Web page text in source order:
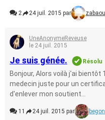
2 24 juil. 2015 par zabaou
UneAnonymeReveuse
le 24 juil. 2015
Je suis génée. Résolu
Bonjour, Alors voilà j'ai bientôt
medecin juste pour un
d'enlever mon soutient...
11 24 juil. 2015 par